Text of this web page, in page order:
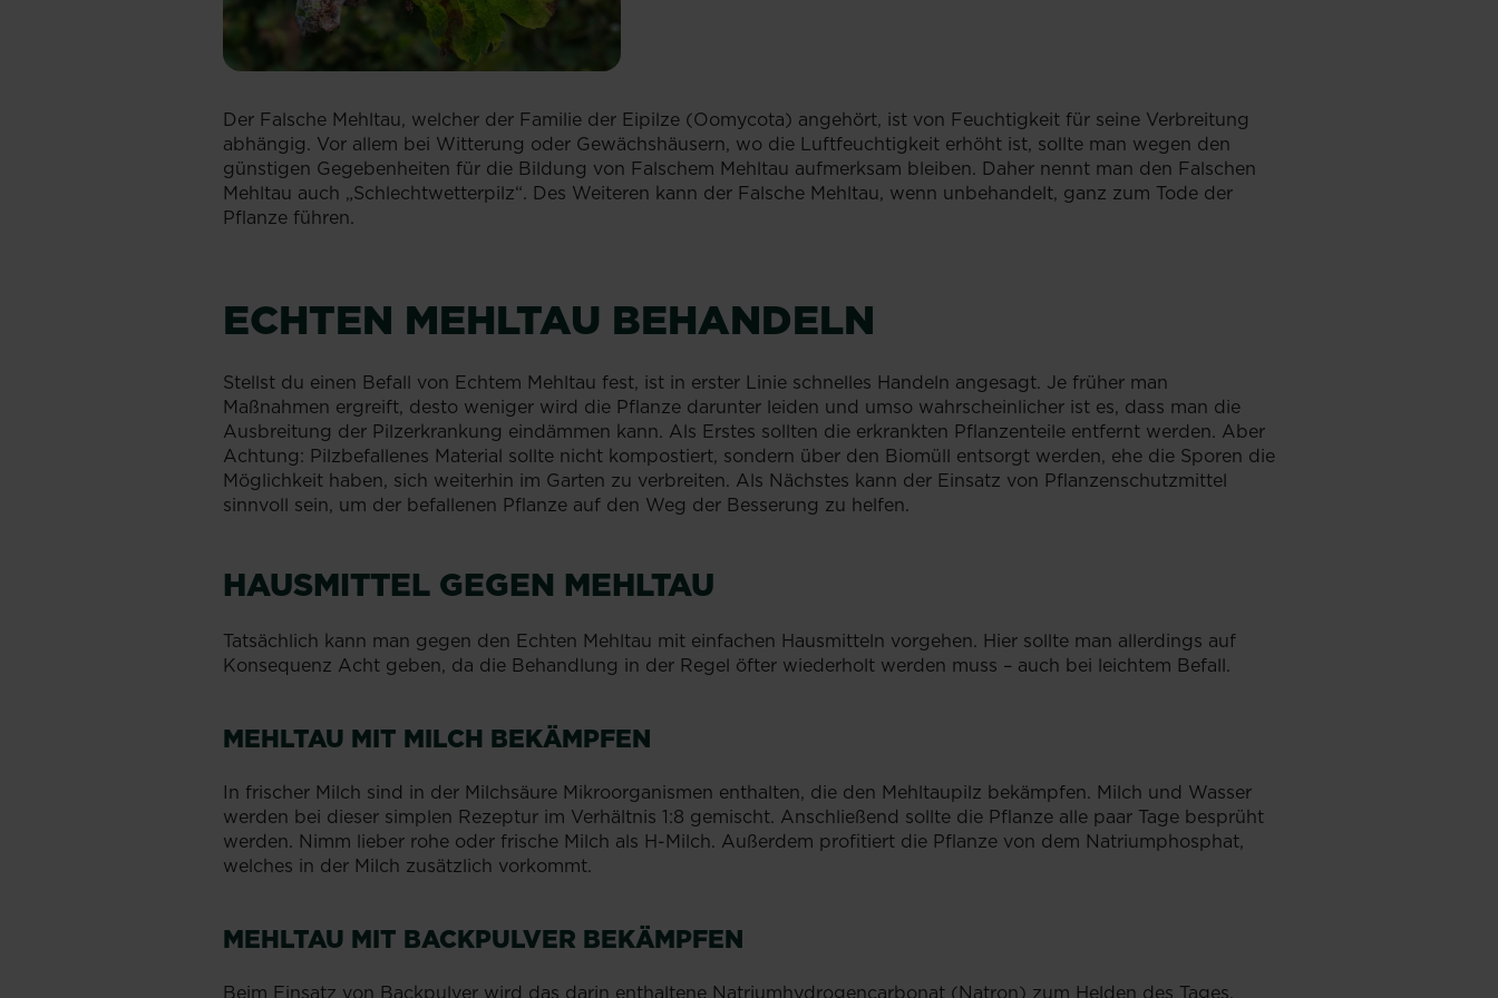
Der Falsche Mehltau, welcher der Familie der Eipilze (Oomycota) angehört, ist von Feuchtigkeit für seine Verbreitung
abhängig. Vor allem bei Witterung oder Gewächshäusern, wo die Luftfeuchtigkeit erhöht ist, sollte man wegen den
günstigen Gegebenheiten für die Bildung von Falschem Mehltau aufmerksam bleiben. Daher nennt man den Falschen
Mehltau auch „Schlechtwetterpilz“. Des Weiteren kann der Falsche Mehltau, wenn unbehandelt, ganz zum Tode der
Pflanze führen.
ECHTEN MEHLTAU BEHANDELN
Stellst du einen Befall von Echtem Mehltau fest, ist in erster Linie schnelles Handeln angesagt. Je früher man
Maßnahmen ergreift, desto weniger wird die Pflanze darunter leiden und umso wahrscheinlicher ist es, dass man die
Ausbreitung der Pilzerkrankung eindämmen kann. Als Erstes sollten die erkrankten Pflanzenteile entfernt werden. Aber
Achtung: Pilzbefallenes Material sollte nicht kompostiert, sondern über den Biomüll entsorgt werden, ehe die Sporen die
Möglichkeit haben, sich weiterhin im Garten zu verbreiten. Als Nächstes kann der Einsatz von Pflanzenschutzmittel
sinnvoll sein, um der befallenen Pflanze auf den Weg der Besserung zu helfen.
HAUSMITTEL GEGEN MEHLTAU
Tatsächlich kann man gegen den Echten Mehltau mit einfachen Hausmitteln vorgehen. Hier sollte man allerdings auf
Konsequenz Acht geben, da die Behandlung in der Regel öfter wiederholt werden muss – auch bei leichtem Befall.
MEHLTAU MIT MILCH BEKÄMPFEN
In frischer Milch sind in der Milchsäure Mikroorganismen enthalten, die den Mehltaupilz bekämpfen. Milch und Wasser
werden bei dieser simplen Rezeptur im Verhältnis 1:8 gemischt. Anschließend sollte die Pflanze alle paar Tage besprüht
werden. Nimm lieber rohe oder frische Milch als H-Milch. Außerdem profitiert die Pflanze von dem Natriumphosphat,
welches in der Milch zusätzlich vorkommt.
MEHLTAU MIT BACKPULVER BEKÄMPFEN
Beim Einsatz von Backpulver wird das darin enthaltene Natriumhydrogencarbonat (Natron) zum Helden des Tages.